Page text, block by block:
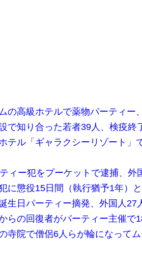
の高級ホテルで薬物パーティー
で知り合った若者39人、検疫終
テル「ギャラクシーリゾート」
ィー犯をプーケットで逮捕、外
に懲役15日間（執行猶予1年）
生日パーティー摘発、外国人27
らの回復者がパーティー主催で
寺院で僧侶6人らが輪になって